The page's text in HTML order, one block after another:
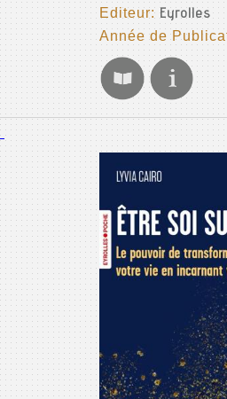
Editeur: Eyrolles
Année de